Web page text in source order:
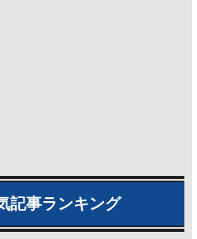
記事ランキング